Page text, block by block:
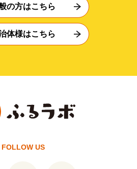
の方はこちら
体様はこちら
FOLLOW US